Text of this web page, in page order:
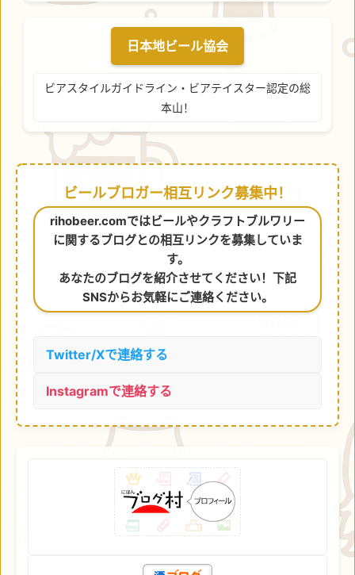
日本地ビール協会
ビアスタイルガイドライン・ビアテイスター認定の総
本山！
ビールブロガー相互リンク募集中！
rihobeer.comではビールやクラフトブルワリー
に関するブログとの相互リンクを募集していま
す。
あなたのブログを紹介させてください！下記
SNSからお気軽にご連絡ください。
Twitter/Xで連絡する
Instagramで連絡する